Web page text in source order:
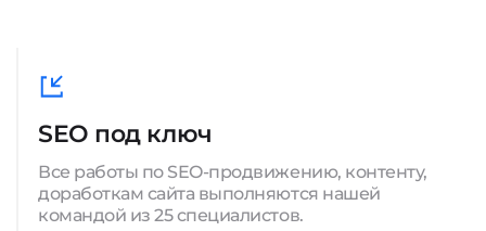
SEO под ключ
Все работы по SEO-продвижению, контенту,
доработкам сайта выполняются нашей
командой из 25 специалистов.